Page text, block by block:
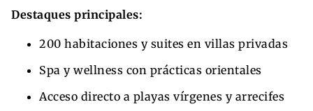
Destaques principales:
200 habitaciones y suites en villas privadas
Spa y wellness con prácticas orientales
Acceso directo a playas vírgenes y arrecifes